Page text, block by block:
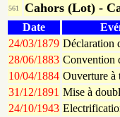
561 Cahors (Lot) -
Date
24/03/1879 Déclaration
28/06/1883 Convention
10/04/1884 Ouverture à
31/12/1891 Mise à
24/10/1943